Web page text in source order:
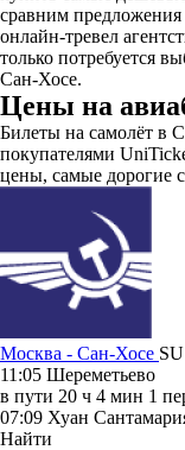
сравним предложения
онлайн-тревел
только потребуется
Сан-Хосе.
Цены на
Билеты на самолёт в
покупателями
цены, самые дорогие
Москва - Сан-Хосе
11:05 Шереметьево
в пути 20 ч 4 мин 1
07:09 Хуан
Найти